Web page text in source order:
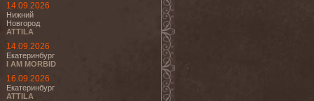
14.09.2026
Нижний
Новгород
ATTILA
14.09.2026
Екатеринбург
I AM MORBID
16.09.2026
Екатеринбург
ATTILA